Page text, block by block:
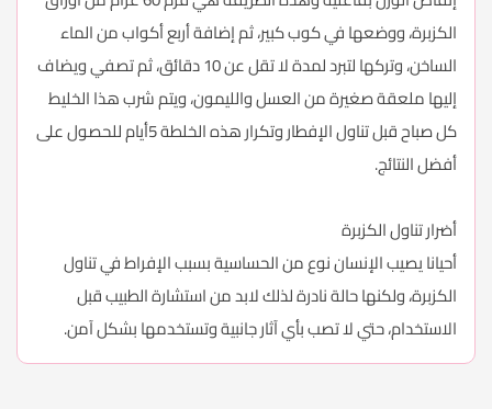
الكزبرة، ووضعها في كوب كبير، ثم إضافة أربع أكواب من الماء
الساخن، وتركها لتبرد لمدة لا تقل عن 10 دقائق، ثم تصفي ويضاف
إليها ملعقة صغيرة من العسل والليمون، ويتم شرب هذا الخليط
كل صباح قبل تناول الإفطار وتكرار هذه الخلطة 5أيام للحصول على
أفضل النتائج.
أضرار تناول الكزبرة
أحيانا يصيب الإنسان نوع من الحساسية بسبب الإفراط في تناول
الكزبرة، ولكنها حالة نادرة لذلك لابد من استشارة الطبيب قبل
الاستخدام، حتي لا تصب بأي آثار جانبية وتستخدمها بشكل آمن.